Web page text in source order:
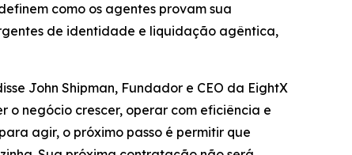
como os agentes provam sua
de identidade e liquidação agêntica,
John Shipman, Fundador e CEO da EightX
negócio crescer, operar com eficiência e
agir, o próximo passo é permitir que